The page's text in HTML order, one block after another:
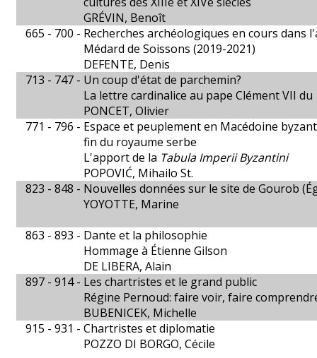
GRÉVIN, Benoît
665 - 700 - Recherches archéologiques en cours dans
Médard de Soissons (2019-2021)
DEFENTE, Denis
713 - 747 - Un coup d'état de parchemin?
La lettre cardinalice au pape Clément VII
PONCET, Olivier
771 - 796 - Espace et peuplement en Macédoine
fin du royaume serbe
L'apport de la Tabula Imperii Byzantini
POPOVIĆ, Mihailo St.
823 - 848 - Nouvelles données sur le site de Gourob
YOYOTTE, Marine
863 - 893 - Dante et la philosophie
Hommage à Étienne Gilson
DE LIBERA, Alain
897 - 914 - Les chartristes et le grand public
Régine Pernoud: faire voir, faire
BUBENICEK, Michelle
915 - 931 - Chartristes et diplomatie
POZZO DI BORGO, Cécile